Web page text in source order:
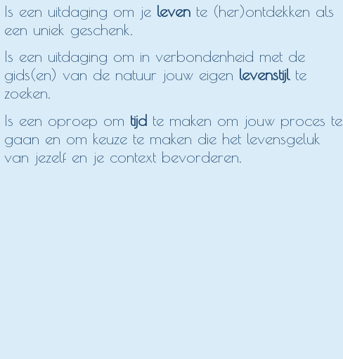
Is een uitdaging om je leven te (her)ontdekken als
een uniek geschenk.
Is een uitdaging om in verbondenheid met de
gids(en) van de natuur jouw eigen levenstijlte
zoeken.
Is een oproep om tijd te maken om jouw proces te
gaan en om keuze te maken die het levensgeluk
van jezelf en je context bevorderen.